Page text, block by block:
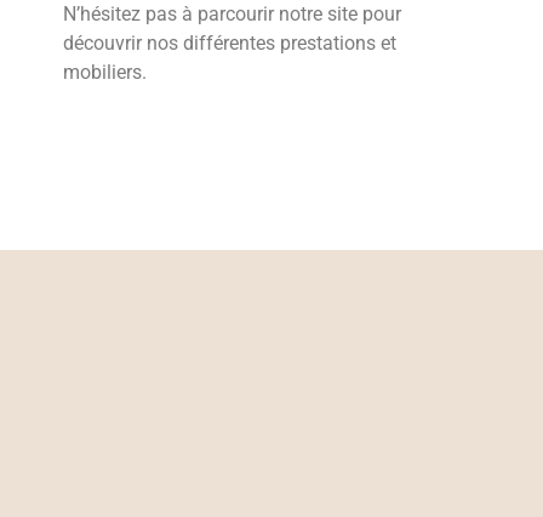
N’hésitez pas à parcourir notre site pour
découvrir nos différentes prestations et
mobiliers.